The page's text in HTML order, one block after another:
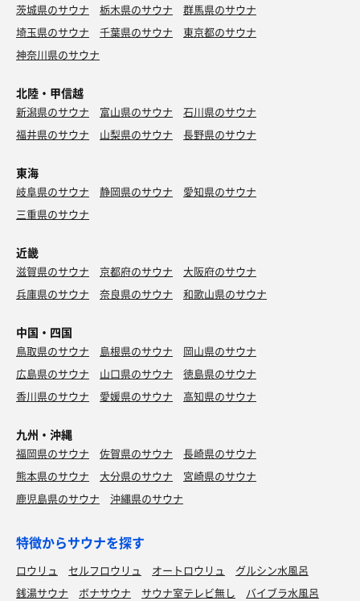
茨城県のサウナ 栃木県のサウナ
群馬県のサウナ
埼玉県のサウナ
千葉県のサウナ
東京都のサウナ
神奈川県のサウナ
北陸・甲信越
新潟県のサウナ 富山県のサウナ
石川県のサウナ
福井県のサウナ
山梨県のサウナ 長野県のサウナ
東海
岐阜県のサウナ 静岡県のサウナ
愛知県のサウナ
三重県のサウナ
近畿
滋賀県のサウナ 京都府のサウナ
大阪府のサウナ
兵庫県のサウナ
奈良県のサウナ 和歌山県のサウナ
中国・四国
鳥取県のサウナ 島根県のサウナ
岡山県のサウナ
広島県のサウナ
山口県のサウナ
徳島県のサウナ
香川県のサウナ
愛媛県のサウナ 高知県のサウナ
九州・沖縄
福岡県のサウナ 佐賀県のサウナ
長崎県のサウナ
熊本県のサウナ
大分県のサウナ
宮崎県のサウナ
鹿児島県のサウナ
沖縄県のサウナ
特徴からサウナを探す
ロウリュ セルフロウリュ オートロウリュ
グルシン水風呂
銭湯サウナ
ボナサウナ サウナ室テレビ無し
バイブラ水風呂